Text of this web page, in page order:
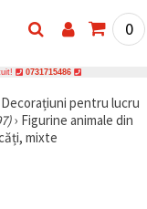
0
0731715486
Decorațiuni pentru lucru
› Figurine animale din
mixte